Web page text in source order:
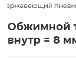
Нержавеющий
Обжимной
внутр = 8